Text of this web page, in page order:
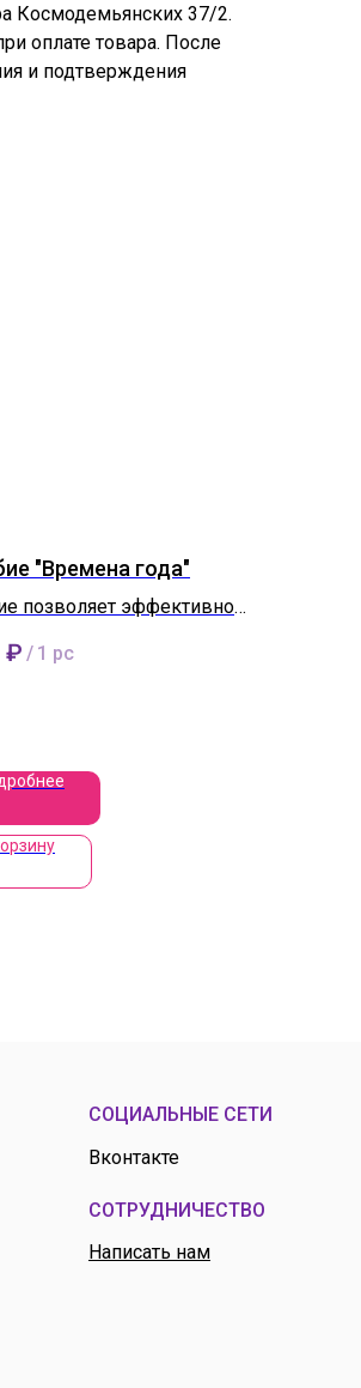
Космодемьянских 37/2.
оплате товара. После
и подтверждения
"Времена года"
позволяет эффективно
и временные
₽ / 1 pc
Вконтакте
СОЦИАЛЬНЫЕ СЕТИ
Написать нам
СОТРУДНИЧЕСТВО